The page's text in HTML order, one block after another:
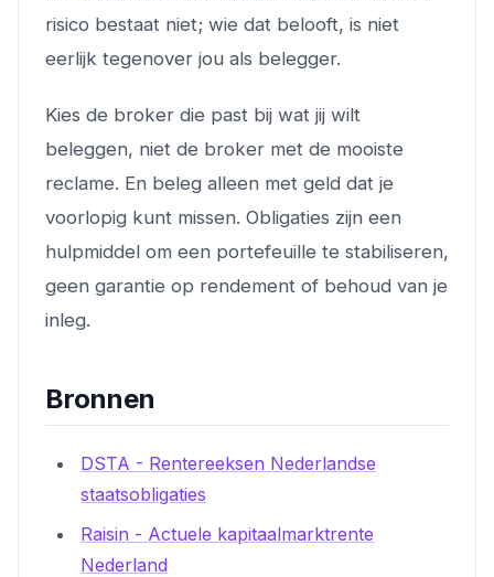
risico bestaat niet; wie dat belooft, is niet
eerlijk tegenover jou als belegger.
Kies de broker die past bij wat jij wilt
beleggen, niet de broker met de mooiste
reclame. En beleg alleen met geld dat je
voorlopig kunt missen. Obligaties zijn een
hulpmiddel om een portefeuille te stabiliseren,
geen garantie op rendement of behoud van je
inleg.
Bronnen
DSTA - Rentereeksen Nederlandse
staatsobligaties
Raisin - Actuele kapitaalmarktrente
Nederland